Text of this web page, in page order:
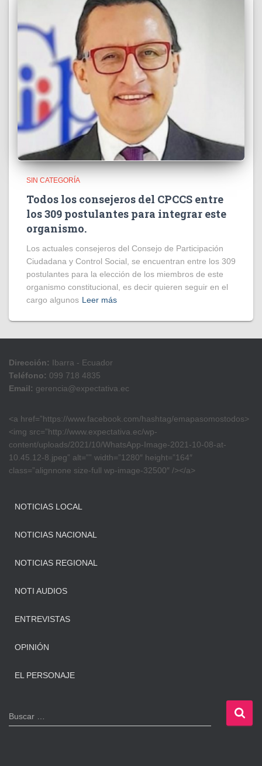
SIN CATEGORÍA
Todos los consejeros del CPCCS entre
los 309 postulantes para integrar este
organismo.
Los actuales consejeros del Consejo de Participación
Ciudadana y Control Social, se encuentran entre los 309
postulantes para la elección de los miembros de este
organismo constitucional, es decir quieren seguir en el
cargo algunos Leer más
Dirección: Ibarra - Ecuador
Teléfono: 099 718 4835
Email: gerencia@expectativa.ec
<a href=”https://www.facebook.com/hashtag/emapasomostodos>
<img src=”http://www.expectativa.ec/wp-
content/uploads/2021/10/WhatsApp-Image-2021-10-08-at-
10.45.12-8.jpeg” alt=”” width=”1280″ height=”164″
class=”alignnone size-full wp-image-32500″ /></a>
NOTICIAS LOCAL
NOTICIAS NACIONAL
NOTICIAS REGIONAL
NOTI AUDIOS
ENTREVISTAS
OPINIÓN
EL PERSONAJE
B
u
Buscar …